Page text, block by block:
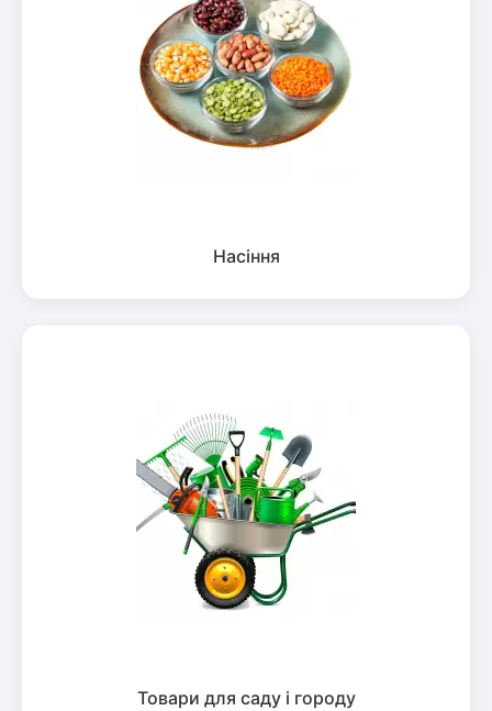
Насіння
Товари для саду і городу